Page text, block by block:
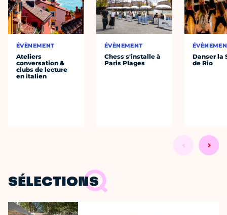
ÉVÈNEMENT
Ateliers
conversation &
clubs de lecture
en italien
ÉVÈNEMENT
Chess s'installe à
Paris Plages
Danser la
de Rio
SÉLECTIONS